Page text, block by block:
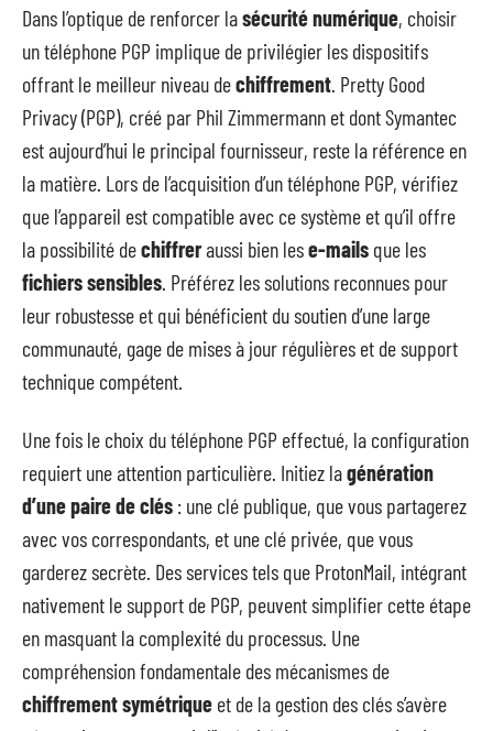
Dans l’optique de renforcer lasécurité numérique, choisir
un téléphone PGP implique de privilégier les dispositifs
offrant le meilleur niveau dechiffrement. Pretty Good
Privacy (PGP), créé par Phil Zimmermann et dont Symantec
est aujourd’hui le principal fournisseur, reste la référence en
la matière. Lors de l’acquisition d’un téléphone PGP, vérifiez
que l’appareil est compatible avec ce système et qu’il offre
la possibilité dechiffreraussi bien lese-mails que les
fichiers sensibles. Préférez les solutions reconnues pour
leur robustesse et qui bénéficient du soutien d’une large
communauté, gage de mises à jour régulières et de support
technique compétent.
Une fois le choix du téléphone PGP effectué, la configuration
requiert une attention particulière. Initiez lagénération
d’une paire de clés : une clé publique, que vous partagerez
avec vos correspondants, et une clé privée, que vous
garderez secrète. Des services tels que ProtonMail, intégrant
nativement le support de PGP, peuvent simplifier cette étape
en masquant la complexité du processus. Une
compréhension fondamentale des mécanismes de
chiffrement symétrique et de la gestion des clés s’avère